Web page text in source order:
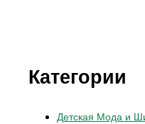
Категории
Детская Мода и